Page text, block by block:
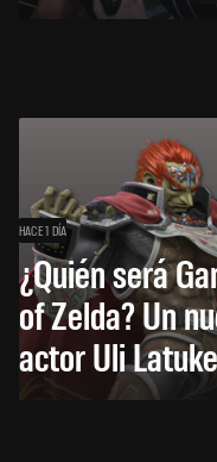
HACE 1 DÍA
¿Quién será
of Zelda? Un
actor Uli